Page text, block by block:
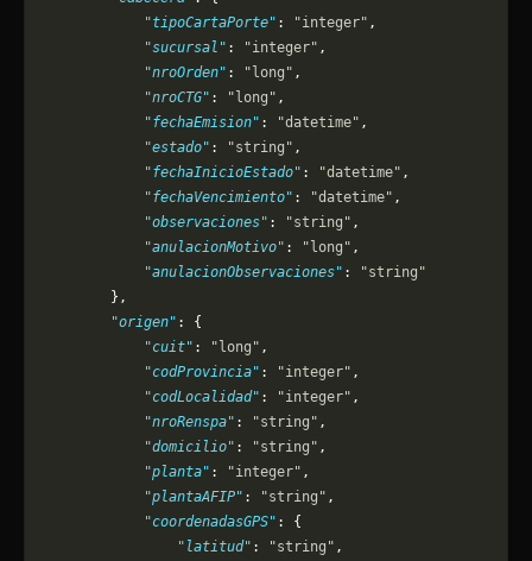
            "tipoCartaPorte"
: "integer" ,
            "sucursal"
: "integer" ,
            "nroOrden"
: "long" ,
            "nroCTG"
: "long" ,
            "fechaEmision"
: "datetime" ,
            "estado"
: "string" ,
            "fechaInicioEstado"
: "datetime" ,
            "fechaVencimiento"
: "datetime" ,
            "observaciones"
: "string" ,
            "anulacionMotivo"
: "long" ,
            "anulacionObservaciones"
:
"string"
        },
        "origen"
: {
            "cuit"
: "long" ,
            "codProvincia"
: "integer" ,
            "codLocalidad"
: "integer" ,
            "nroRenspa"
: "string" ,
            "domicilio"
: "string" ,
            "planta"
: "integer" ,
            "plantaAFIP"
: "string" ,
            "coordenadasGPS"
: {
                "latitud"
: "string" ,